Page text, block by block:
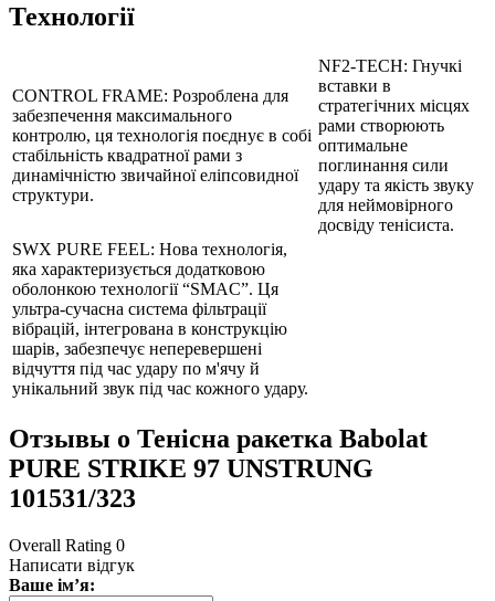
Технології
CONTROL FRAME: Розроблена для
забезпечення максимального
контролю, ця технологія поєднує в собі
стабільність квадратної рами з
динамічністю звичайної еліпсовидної
структури.
NF2-TECH: Гнучкі
вставки в
стратегічних місцях
рами створюють
оптимальне
поглинання сили
удару та якість звуку
для неймовірного
досвіду тенісиста.
SWX PURE FEEL: Нова технологія,
яка характеризується додатковою
оболонкою технології “SMAC”. Ця
ультра-сучасна система фільтрації
вібрацій, інтегрована в конструкцію
шарів, забезпечує неперевершені
відчуття під час удару по м'ячу й
унікальний звук під час кожного удару.
Отзывы о Тенісна ракетка Babolat
PURE STRIKE 97 UNSTRUNG
101531/323
Overall Rating 0
Написати відгук
Ваше ім’я: